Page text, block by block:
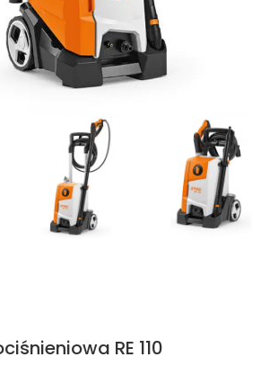
RE 110